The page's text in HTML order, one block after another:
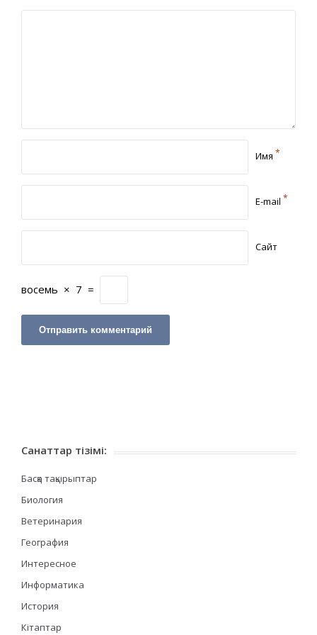
Имя *
E-mail *
Сайт
восемь × 7 =
Санаттар тізімі:
Басқа тақырыптар
Биология
Ветеринария
География
Интересное
Информатика
История
Кітаптар